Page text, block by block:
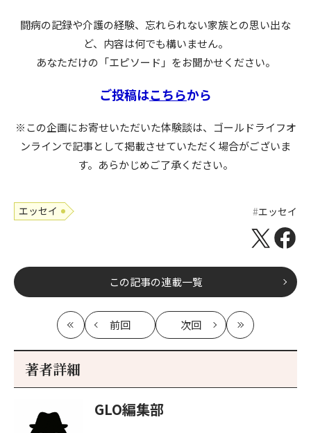
闘病の記録や介護の経験、忘れられない家族との思い出な
ど、内容は何でも構いません。
あなただけの「エピソード」をお聞かせください。
ご投稿はこちらから
※この企画にお寄せいただいた体験談は、ゴールドライフオ
ンラインで記事として掲載させていただく場合がございま
す。あらかじめご了承ください。
エッセイ エッセイ
この記事の連載一覧
最
初
前回
記
次回
記
最
新
著者詳細
GLO編集部